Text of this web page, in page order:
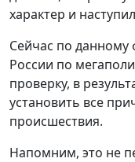
характер и
Сейчас по данному
России по
проверку, в
установить все
происшествия.
Напомним, это не